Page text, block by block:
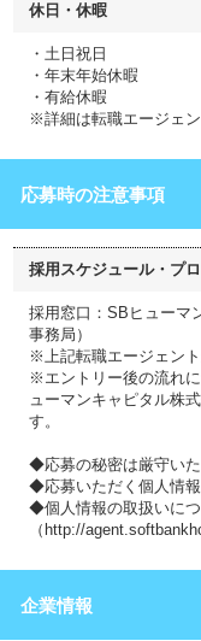
休日・休暇
・土日祝日
・年末年始休暇
・有給休暇
※詳細は転職エージェン
応募時の注意事項
採用スケジュール・プ
採用窓口：SBヒューマ
事務局）
※上記転職エージェント
※エントリー後の流れ
ューマンキャピタル株
す。
◆応募の秘密は厳守いた
◆応募いただく個人情報
◆個人情報の取扱いに
（http://
企業情報